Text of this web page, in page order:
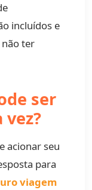
incluídos e
ter
ser
acionar seu
para
viagem